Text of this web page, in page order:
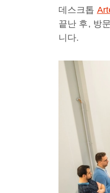
데스크톱
끝난 후, 방
니다.